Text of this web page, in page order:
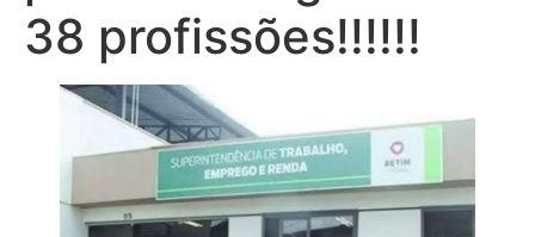
38 profissões!!!!!!